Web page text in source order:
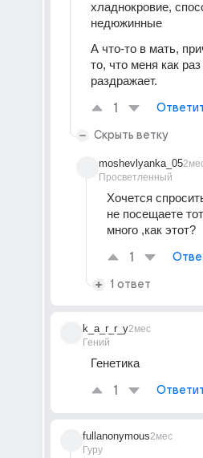
хладнокровие,
недюжинные
А что-то в мать,
то, что меня как
раздражает.
1
Скрыть ветку
moshevlyanka_05
Просветленный
Хочется
не посещаете
много ,как этот?
1
1 ответ
k_a_r_r_y
Гений
2мес
Генетика
1
fullanonymous
Гуру
2мес